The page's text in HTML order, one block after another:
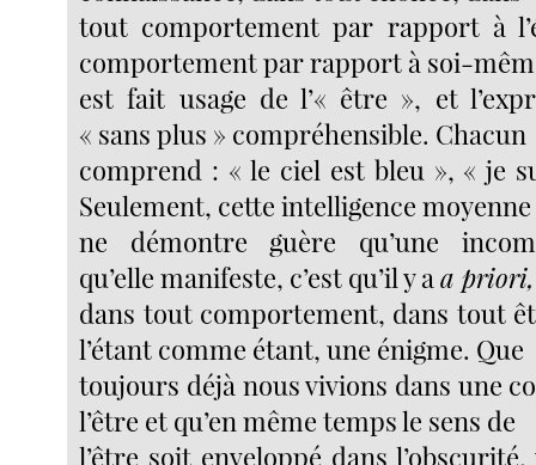
tout comportement par rapport à
comportement par rapport à soi-
est fait usage de l’« être », et
« sans plus » compréhensible. Chacun
comprend : « le ciel est bleu », « je
Seulement, cette intelligence moyenne
ne démontre guère qu’une
qu’elle manifeste, c’est qu’il y aa priori,
dans tout comportement, dans tout
l’étant comme étant, une énigme. Que
toujours déjà nous vivions dans une
l’être et qu’en même temps le sens de
l’être soit enveloppé dans